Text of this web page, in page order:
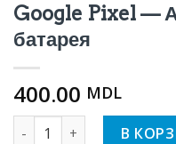
Google Pixel —
батарея
400.00 MDL
Количество Google
В